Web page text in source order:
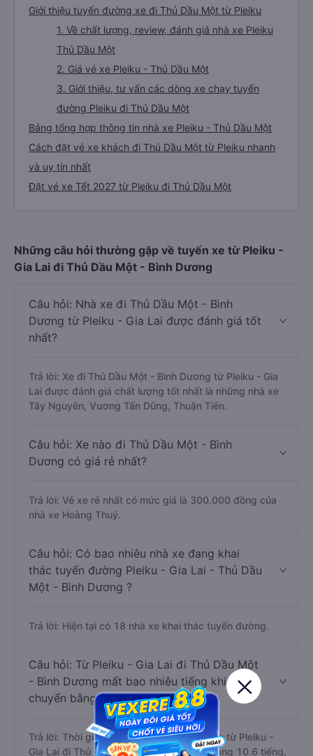
Giới thiệu tuyến đường xe đi Thủ Dầu Một từ Pleiku
1. Về chất lượng, review, đánh giá nhà xe Pleiku
Thủ Dầu Một
2. Giá vé xe Pleiku - Thủ Dầu Một
3. Giới thiệu, tư vấn các dòng xe chạy tuyến
đường Pleiku đi Thủ Dầu Một
Bảng tổng hợp thông tin nhà xe Pleiku - Thủ Dầu Một
Cách đặt vé xe khách đi Thủ Dầu Một từ Pleiku nhanh
và uy tín nhất
Đặt vé xe Tết 2027 từ Pleiku đi Thủ Dầu Một
Những câu hỏi thường gặp về tuyến xe từ Pleiku -
Gia Lai đi Thủ Dầu Một - Bình Dương
Câu hỏi: Nhà xe đi Thủ Dầu Một - Bình
Dương từ Pleiku - Gia Lai được đánh giá tốt
nhất?
Trả lời: Xe đi Thủ Dầu Một - Bình Dương từ Pleiku - Gia
Lai được đánh giá chất lượng tốt nhất là những nhà xe
Tây Nguyên, Vương Tấn Dũng, Thuận Tiến.
Câu hỏi: Xe nào đi Thủ Dầu Một - Bình
Dương có giá rẻ nhất?
Trả lời: Vé xe rẻ nhất có mức giá là 300.000 đồng của
nhà xe Hoàng Thuỷ.
Câu hỏi: Có bao nhiêu nhà xe đang khai
thác tuyến đường Pleiku - Gia Lai - Thủ Dầu
Một - Bình Dương ?
Trả lời: Hiện tại có 18 nhà xe khai thác tuyến đường.
Câu hỏi: Từ Pleiku - Gia Lai đi Thủ Dầu Một
- Bình Dương mất bao nhiêu tiếng khi di
chuyển bằng xe khách?
Trả lời: Thời gian di chuyển bằng xe khách từ Pleiku -
Gia Lai đi Thủ Dầu Một - Bình Dương khoảng 10.6 tiếng,